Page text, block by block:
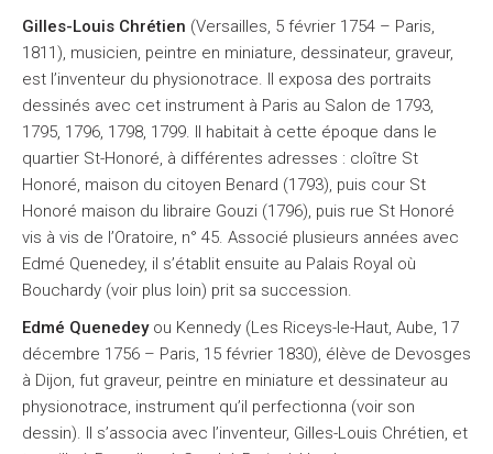
Gilles-Louis Chrétien (Versailles, 5 février 1754 – Paris,
1811), musicien, peintre en miniature, dessinateur, graveur,
est l’inventeur du physionotrace. Il exposa des portraits
dessinés avec cet instrument à Paris au Salon de 1793,
1795, 1796, 1798, 1799. Il habitait à cette époque dans le
quartier St-Honoré, à différentes adresses : cloître St
Honoré, maison du citoyen Benard (1793), puis cour St
Honoré maison du libraire Gouzi (1796), puis rue St Honoré
vis à vis de l’Oratoire, n° 45. Associé plusieurs années avec
Edmé Quenedey, il s’établit ensuite au Palais Royal où
Bouchardy (voir plus loin) prit sa succession.
Edmé Quenedeyou Kennedy (Les Riceys-le-Haut, Aube, 17
décembre 1756 – Paris, 15 février 1830), élève de Devosges
à Dijon, fut graveur, peintre en miniature et dessinateur au
physionotrace, instrument qu’il perfectionna (voir son
dessin). Il s’associa avec l’inventeur, Gilles-Louis Chrétien, et